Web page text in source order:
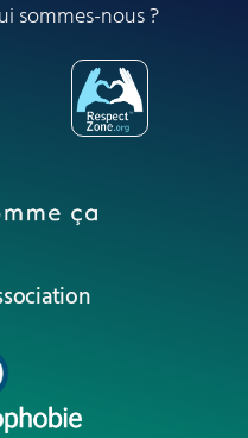
sommes-nous ?